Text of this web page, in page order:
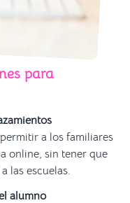
para
a los familiares
online, sin tener que
las escuelas.
alumno